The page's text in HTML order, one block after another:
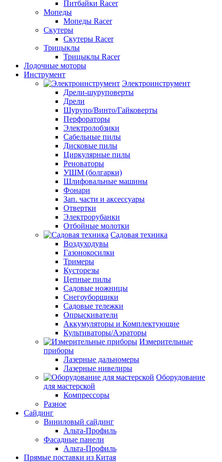
Питбайки Racer
Мопеды
Мопеды Racer
Скутеры
Скутеры Racer
Трицыклы
Трицыклы Racer
Лодочные моторы
Инструмент
Электроинструмент
Дрели-шуруповерты
Дрели
Шурупо/Винто/Гайковерты
Перфораторы
Электролобзики
Сабельные пилы
Дисковые пилы
Циркулярные пилы
Реноваторы
УШМ (болгарки)
Шлифовальные машины
Фонари
Зап. части и аксессуары
Отвертки
Электрорубанки
Отбойные молотки
Садовая техника
Воздуходувы
Газонокосилки
Тримеры
Кусторезы
Цепные пилы
Садовые ножницы
Снегоуборщики
Садовые тележки
Опрыскиватели
Аккумуляторы и Комплектующие
Культиваторы/Аэраторы
Измерительные
приборы
Лазерные дальномеры
Лазерные нивелиры
Оборудование
для мастерской
Компрессоры
Разное
Сайдинг
Виниловый сайдинг
Альта-Профиль
Фасадные панели
Альта-Профиль
Прямые поставки из Китая